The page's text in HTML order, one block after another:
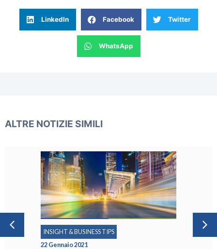
LinkedIn Facebook Twitter
WhatsApp
ALTRE NOTIZIE SIMILI
INSIGHT & BUSINESS TIPS
22 Gennaio 2021